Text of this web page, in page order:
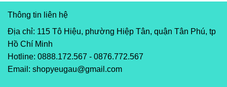
Thông tin liên hệ
Địa chỉ: 115 Tô Hiệu, phường Hiệp Tân, quận Tân Phú, tp
Hồ Chí Minh
Hotline: 0888.172.567 - 0876.772.567
Email: shopyeugau@gmail.com